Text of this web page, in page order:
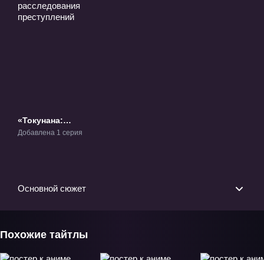
«Токунана:
Специальный,
Добавлена 1 серия
Основной сюжет
Похожие тайтлы